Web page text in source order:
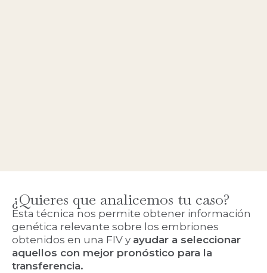
¿Quieres que analicemos tu caso?
Esta técnica nos permite obtener información
genética relevante sobre los embriones
obtenidos en una FIV y ayudar a seleccionar
aquellos con mejor pronóstico para la
transferencia.